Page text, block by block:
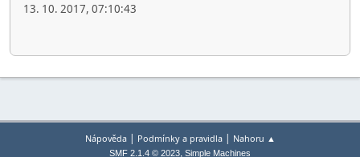
13. 10. 2017, 07:10:43
Nápověda| Podmínky a pravidla| Nahoru ▲
SMF 2.1.4 © 2023, Simple Machines